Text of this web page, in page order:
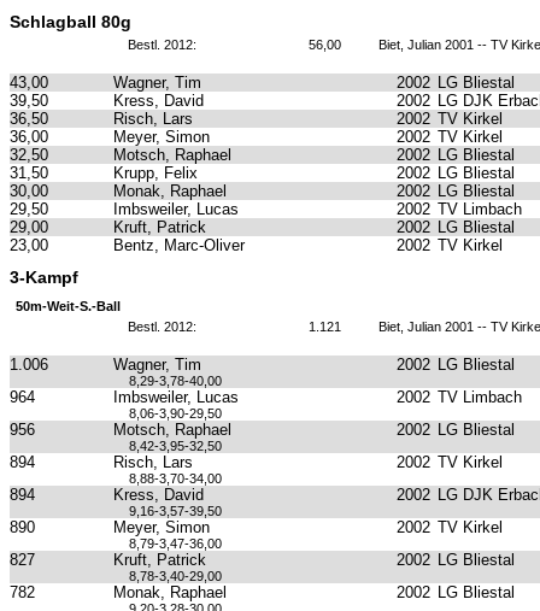
Schlagball 80g
Bestl. 2012: 56,00 Biet, Julian 2001 -- TV
43,00 Wagner, Tim 2002 LG Bliestal
39,50
Kress, David 2002 LG DJK
36,50
Risch, Lars 2002 TV Kirkel
36,00
Meyer, Simon 2002 TV Kirkel
32,50
Motsch, Raphael 2002 LG Bliestal
31,50
Krupp, Felix 2002 LG Bliestal
30,00
Monak, Raphael 2002 LG Bliestal
29,50
Imbsweiler, Lucas 2002 TV Limbach
29,00
Kruft, Patrick 2002 LG Bliestal
23,00
Bentz, Marc-Oliver 2002 TV Kirkel
3-Kampf
50m-Weit-S.-Ball
Bestl. 2012:
1.121 Biet, Julian 2001 -- TV
1.006 Wagner, Tim 2002 LG Bliestal
8,29-3,78-40,00
964 Imbsweiler, Lucas 2002 TV Limbach
8,06-3,90-29,50
956 Motsch, Raphael 2002 LG Bliestal
8,42-3,95-32,50
894 Risch, Lars 2002 TV Kirkel
8,88-3,70-34,00
894 Kress, David 2002 LG DJK
9,16-3,57-39,50
890 Meyer, Simon 2002 TV Kirkel
8,79-3,47-36,00
827 Kruft, Patrick 2002 LG Bliestal
8,78-3,40-29,00
782 Monak, Raphael 2002 LG Bliestal